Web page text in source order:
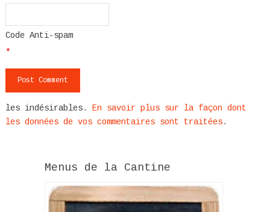
Code Anti-spam
*
les indésirables.
En savoir plus sur la façon dont
les données de vos commentaires sont traitées.
Menus de la Cantine